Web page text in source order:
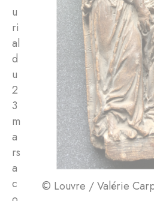
© Louvre / Valérie
u
ri
al
d
u
2
3
m
a
rs
a
c